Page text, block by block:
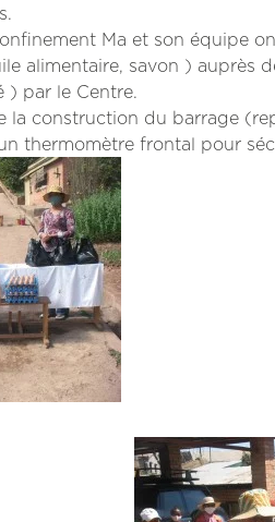
Ma et son équipe
alimentaire, savon ) auprès
) par le Centre.
la construction du barrage
thermomètre frontal pour